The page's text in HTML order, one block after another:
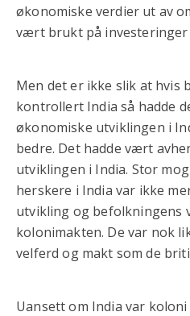
økonomiske verdier ut av
vært brukt på investeringer
Men det er ikke slik at hvis
kontrollert India så hadde
økonomiske utviklingen i
bedre. Det hadde vært
utviklingen i India. Stor
herskere i India var ikke
utvikling og befolkningens
kolonimakten. De var nok
velferd og makt som de
Uansett om India var